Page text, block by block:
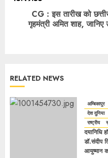
CG : इस तारीख को
गृहमंत्री ​अमित शाह,
RELATED NEWS
अम्बिकापुर
देश दुनिया
राष्ट्रीय
दयानिधि
डॉ.संदीप
आयुष्मान